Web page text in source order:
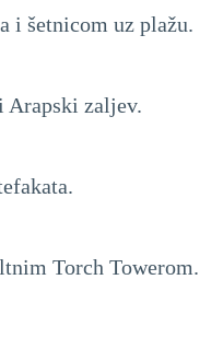
i šetnicom uz plažu.
Arapski zaljev.
Torch Towerom.